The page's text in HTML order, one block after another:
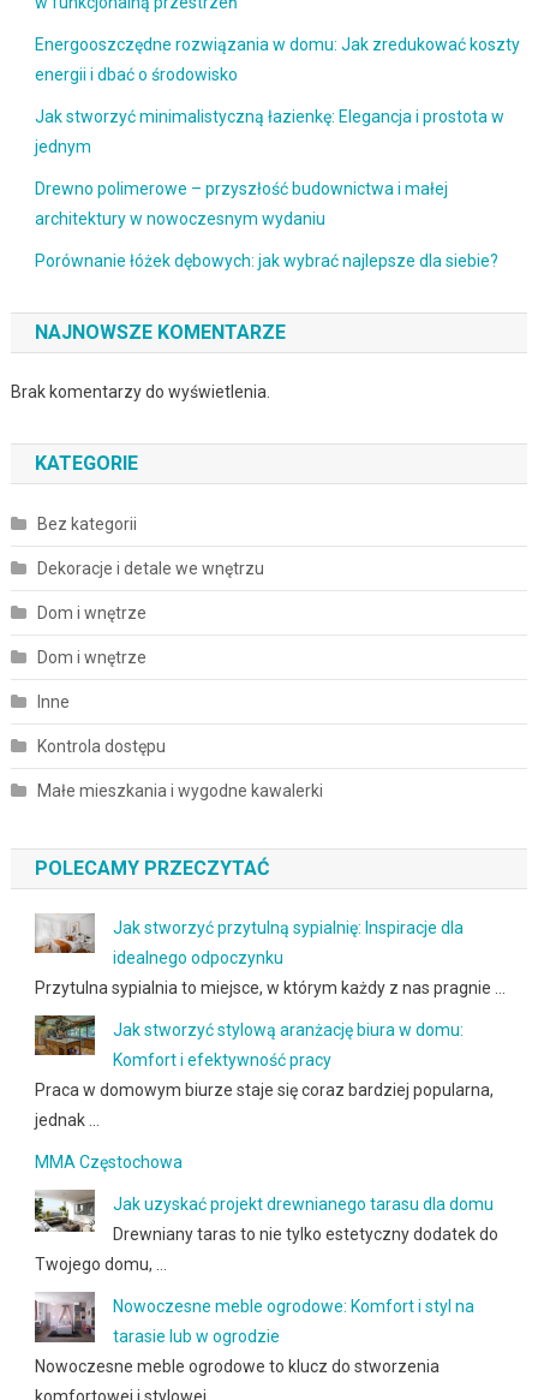
Energooszczędne rozwiązania w domu: Jak zredukować koszty
energii i dbać o środowisko
Jak stworzyć minimalistyczną łazienkę: Elegancja i prostota w
jednym
Drewno polimerowe – przyszłość budownictwa i małej
architektury w nowoczesnym wydaniu
Porównanie łóżek dębowych: jak wybrać najlepsze dla siebie?
NAJNOWSZE KOMENTARZE
Brak komentarzy do wyświetlenia.
KATEGORIE
Bez kategorii
Dekoracje i detale we wnętrzu
Dom i wnętrze
Dom i wnętrze
Inne
Kontrola dostępu
Małe mieszkania i wygodne kawalerki
POLECAMY PRZECZYTAĆ
Jak stworzyć przytulną sypialnię: Inspiracje dla
idealnego odpoczynku
Przytulna sypialnia to miejsce, w którym każdy z nas pragnie …
Jak stworzyć stylową aranżację biura w domu:
Komfort i efektywność pracy
Praca w domowym biurze staje się coraz bardziej popularna,
jednak …
MMA Częstochowa
Jak uzyskać projekt drewnianego tarasu dla domu
Drewniany taras to nie tylko estetyczny dodatek do
Twojego domu, …
Nowoczesne meble ogrodowe: Komfort i styl na
tarasie lub w ogrodzie
Nowoczesne meble ogrodowe to klucz do stworzenia
komfortowej i stylowej …